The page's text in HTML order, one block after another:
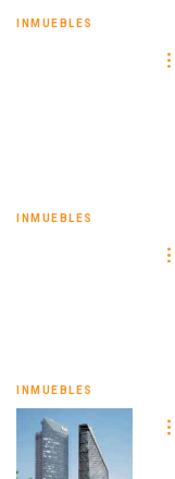
INMUEBLES
INMUEBLES
INMUEBLES